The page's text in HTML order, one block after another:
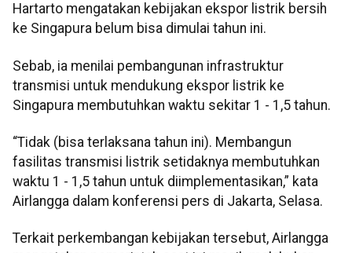
Hartarto mengatakan kebijakan ekspor listrik bersih
ke Singapura belum bisa dimulai tahun ini.
Sebab, ia menilai pembangunan infrastruktur
transmisi untuk mendukung ekspor listrik ke
Singapura membutuhkan waktu sekitar 1 - 1,5 tahun.
“Tidak (bisa terlaksana tahun ini). Membangun
fasilitas transmisi listrik setidaknya membutuhkan
waktu 1 - 1,5 tahun untuk diimplementasikan,” kata
Airlangga dalam konferensi pers di Jakarta, Selasa.
Terkait perkembangan kebijakan tersebut, Airlangga